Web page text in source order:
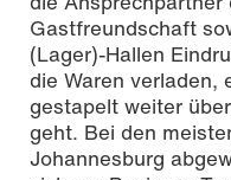
Gastfreundschaft
(Lager)-Hallen
die Waren verladen,
gestapelt weiter
geht. Bei den
Johannesburg